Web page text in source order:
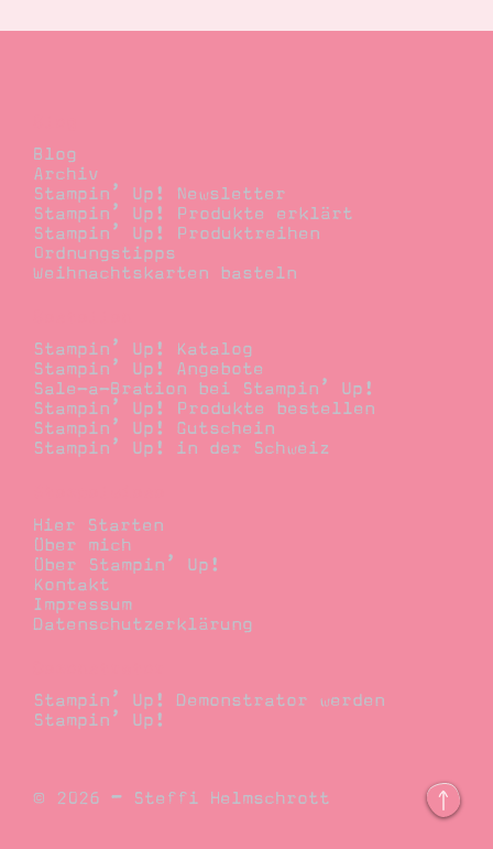
Blog
Archiv
Stampin’ Up! Newsletter
Stampin’ Up! Produkte erklärt
Stampin’ Up! Produktreihen
Ordnungstipps
Weihnachtskarten basteln
Stampin’ Up! Katalog
Stampin’ Up! Angebote
Sale-a-Bration bei Stampin’ Up!
Stampin’ Up! Produkte bestellen
Stampin’ Up! Gutschein
Stampin’ Up! in der Schweiz
Hier Starten
Über mich
Über Stampin’ Up!
Kontakt
Impressum
Datenschutzerklärung
Stampin’ Up! Demonstrator werden
Stampin’ Up!
© 2026 – Steffi Helmschrott